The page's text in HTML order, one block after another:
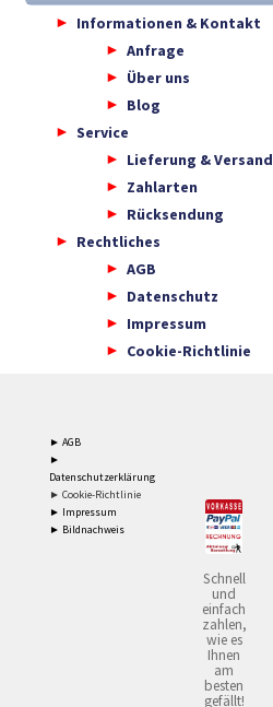
Informationen & Kontakt
Anfrage
Über uns
Blog
Service
Lieferung & Versand
Zahlarten
Rücksendung
Rechtliches
AGB
Datenschutz
Impressum
Cookie-Richtlinie
► AGB
►
Datenschutzerklärung
► Cookie-Richtlinie
► Impressum
► Bildnachweis
Schnell
und
einfach
zahlen,
wie es
Ihnen
am
besten
gefällt!